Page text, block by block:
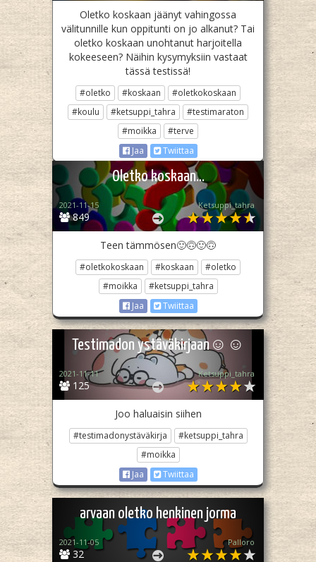
Oletko koskaan jäänyt vahingossa
välitunnille kun oppitunti on jo alkanut? Tai
oletko koskaan unohtanut harjoitella
kokeeseen? Näihin kysymyksiin vastaat
tässä testissä!
#oletko #koskaan
#oletkokoskaan
#koulu
#ketsuppi_tahra
#testimaraton
#moikka
#terve
Jaa
Twiittaa
Oletko koskaan...
849
2021-11-15 Ketsuppi_tahra
Teen tämmösen🙂🙃🙂🙃
#oletkokoskaan #koskaan
#oletko
#moikka
#ketsuppi_tahra
Jaa
Twiittaa
Testimadon ystäväkirjaan☺️☺️
125
2021-11-11 Ketsuppi_tahra
Joo haluaisin siihen
#testimadonystäväkirja
#ketsuppi_tahra
#moikka
Jaa
Twiittaa
arvaan oletko henkinen jorma
32
2021-11-05 Palloro